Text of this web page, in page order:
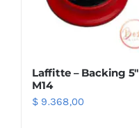
Laffitte – Backing 5″
M14
$ 9.368,00